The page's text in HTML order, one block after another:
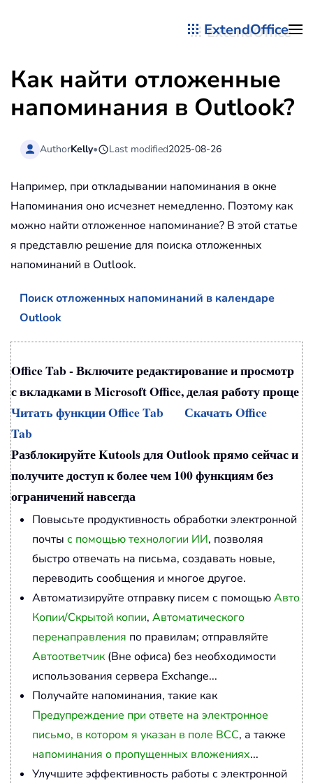
ExtendOffice
Как найти отложенные
напоминания в Outlook?
AuthorKelly• Last modified2025-08-26
Например, при откладывании напоминания в окне
Напоминания оно исчезнет немедленно. Поэтому как
можно найти отложенное напоминание? В этой статье
я представлю решение для поиска отложенных
напоминаний в Outlook.
Поиск отложенных напоминаний в календаре
Outlook
Office Tab - Включите редактирование и просмотр
с вкладками в Microsoft Office, делая работу проще
Читать функции Office Tab
Скачать Office
Tab
Разблокируйте Kutools для Outlook прямо сейчас и
получите доступ к более чем 100 функциям без
ограничений навсегда
Повысьте продуктивность обработки электронной
почты с помощью технологии ИИ, позволяя
быстро отвечать на письма, создавать новые,
переводить сообщения и многое другое.
Автоматизируйте отправку писем с помощьюАвто
Копии/Скрытой копии, Автоматического
перенаправления по правилам; отправляйте
Автоответчик(Вне офиса) без необходимости
использования сервера Exchange...
Получайте напоминания, такие как
Предупреждение при ответе на электронное
письмо, в котором я указан в поле BCC, а также
напоминания о пропущенных вложениях...
Улучшите эффективность работы с электронной